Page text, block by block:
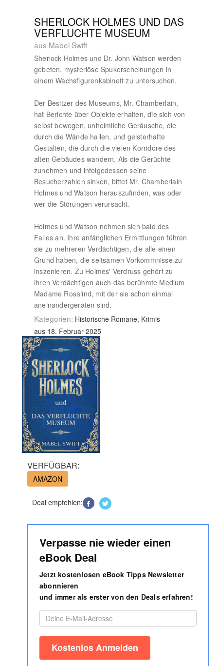
SHERLOCK HOLMES UND DAS
VERFLUCHTE MUSEUM
aus Mabel Swift
Sherlock Holmes und Dr. John Watson werden
gebeten, mysteriöse Spukerscheinungen in
einem Wachsfigurenkabinett zu untersuchen.
Der Besitzer des Museums, Mr. Chamberlain,
hat Berichte über Objekte erhalten, die sich von
selbst bewegen, unheimliche Geräusche, die
durch die Wände hallen, und geisterhafte
Gestalten, die durch die vielen Korridore des
alten Gebäudes wandern. Als die Gerüchte
zunehmen und infolgedessen seine
Besucherzahlen sinken, bittet Mr. Chamberlain
Holmes und Watson herauszufinden, was oder
wer die Störungen verursacht.
Holmes und Watson nehmen sich bald des
Falles an. Ihre anfänglichen Ermittlungen führen
sie zu mehreren Verdächtigen, die alle einen
Grund haben, die seltsamen Vorkommnisse zu
inszenieren. Zu Holmes' Verdruss gehört zu
ihren Verdächtigen auch das berühmte Medium
Madame Rosalind, mit der sie schon einmal
aneinandergeraten sind.
Kategorien: Historische Romane, Krimis
aus 18. Februar 2025
VERFÜGBAR:
AMAZON
Deal empfehlen:
Verpasse nie wieder einen
eBook Deal
Jetzt kostenlosen eBook Tipps Newsletter
abonnieren
und immer als erster von den Deals erfahren!